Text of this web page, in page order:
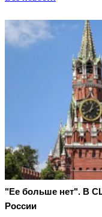
"Ее больше нет". В
России